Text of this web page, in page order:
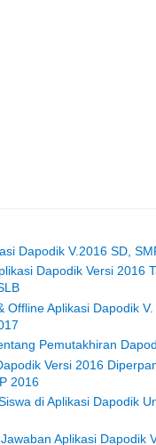
Dapodik V.2016 SD,
Dapodik Versi 2016
Aplikasi Dapodik V.
Pemutakhiran
Versi 2016
2016
di Aplikasi Dapodik
Aplikasi Dapodik